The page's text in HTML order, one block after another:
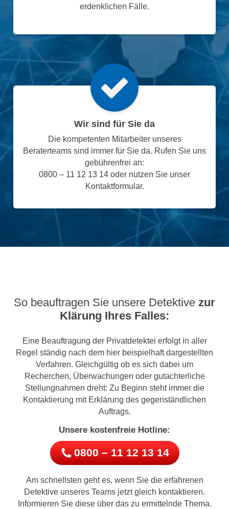
erdenklichen Fälle.
Wir sind für Sie da
Die kompetenten Mitarbeiter unseres
Beraterteams sind immer für Sie da. Rufen Sie uns
gebührenfrei an:
0800 – 11 12 13 14 oder nutzen Sie unser
Kontaktformular.
So beauftragen Sie unsere Detektive zur
Klärung Ihres Falles:
Eine Beauftragung der Privatdetektei erfolgt in aller
Regel ständig nach dem hier beispielhaft dargestellten
Verfahren. Gleichgültig ob es sich dabei um
Recherchen, Überwachungen oder gutachterliche
Stellungnahmen dreht: Zu Beginn steht immer die
Kontaktierung mit Erklärung des gegenständlichen
Auftrags.
Unsere kostenfreie Hotline:
0800 – 11 12 13 14
Am schnellsten geht es, wenn Sie die erfahrenen
Detektive unseres Teams jetzt gleich kontaktieren.
Informieren Sie diese über das zu ermittelnde Thema.